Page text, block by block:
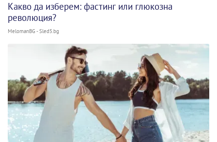
Какво да изберем: фастинг или глюкозна
революция?
MelomanBG - Sled5.bg